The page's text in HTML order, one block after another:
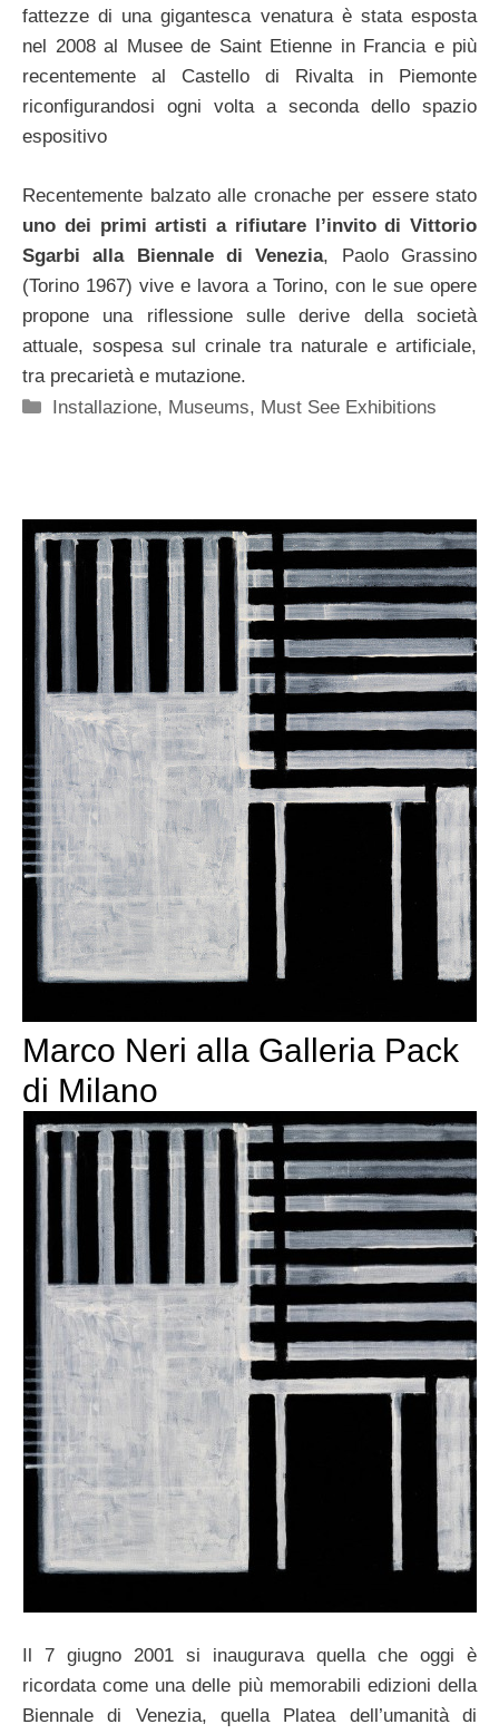
fattezze di una gigantesca venatura è stata esposta
nel 2008 al Musee de Saint Etienne in Francia e più
recentemente al Castello di Rivalta in Piemonte
riconfigurandosi ogni volta a seconda dello spazio
espositivo
Recentemente balzato alle cronache per essere stato
uno dei primi artisti a rifiutare l’invito di Vittorio
Sgarbi alla Biennale di Venezia, Paolo Grassino
(Torino 1967) vive e lavora a Torino, con le sue opere
propone una riflessione sulle derive della società
attuale, sospesa sul crinale tra naturale e artificiale,
tra precarietà e mutazione.
Categorie
Installazione, Museums, Must See Exhibitions
Marco Neri alla Galleria Pack
di Milano
Il 7 giugno 2001 si inaugurava quella che oggi è
ricordata come una delle più memorabili edizioni della
Biennale di Venezia, quella Platea dell’umanità di